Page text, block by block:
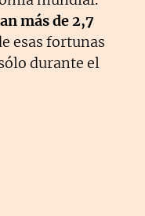
más de 2,7
esas fortunas
durante el